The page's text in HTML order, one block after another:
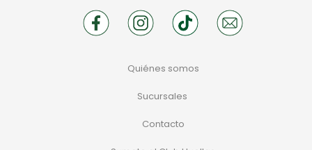
Quiénes somos
Sucursales
Contacto